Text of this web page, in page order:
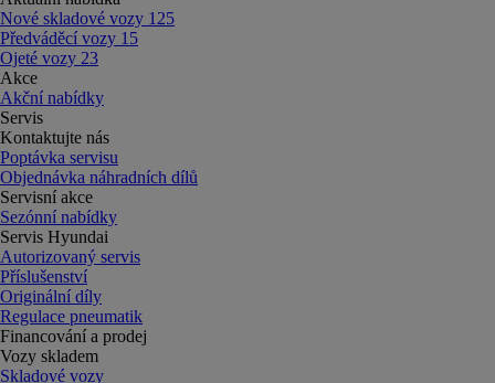
Nové skladové vozy 125
Předváděcí vozy 15
Ojeté vozy 23
Akce
Akční nabídky
Servis
Kontaktujte nás
Poptávka servisu
Objednávka náhradních dílů
Servisní akce
Sezónní nabídky
Servis Hyundai
Autorizovaný servis
Příslušenství
Originální díly
Regulace pneumatik
Financování a prodej
Vozy skladem
Skladové vozy